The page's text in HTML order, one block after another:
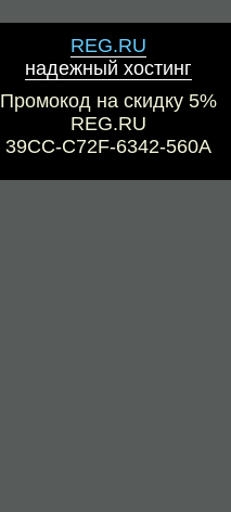
REG.RU
надежный хостинг
Промокод на скидку 5%
REG.RU
39CC-C72F-6342-560A